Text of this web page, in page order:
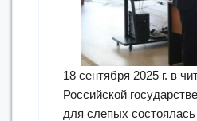
18 сентября 2025 г. в
Российской
для слепых